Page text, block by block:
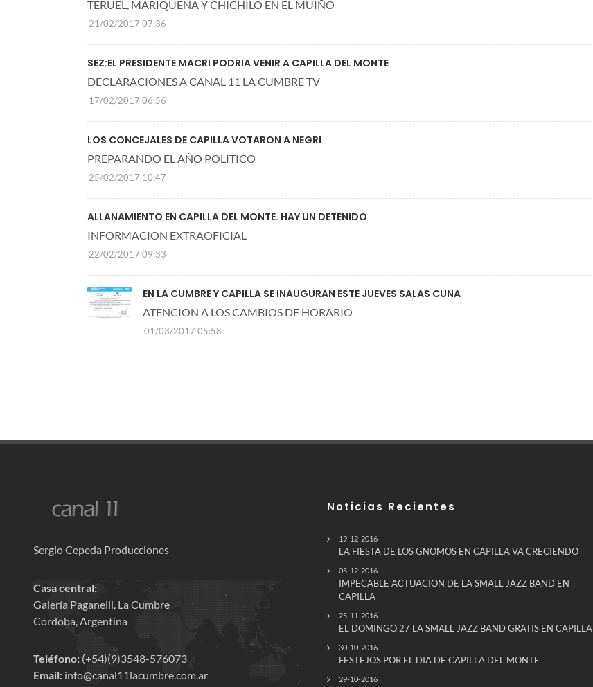
TERUEL, MARIQUENA Y CHICHILO EN EL MUIÑO
21/02/2017 07:36
SEZ:EL PRESIDENTE MACRI PODRIA VENIR A CAPILLA DEL MONTE
DECLARACIONES A CANAL 11 LA CUMBRE TV
17/02/2017 06:56
LOS CONCEJALES DE CAPILLA VOTARON A NEGRI
PREPARANDO EL AÑO POLITICO
25/02/2017 10:47
ALLANAMIENTO EN CAPILLA DEL MONTE. HAY UN DETENIDO
INFORMACION EXTRAOFICIAL
22/02/2017 09:33
EN LA CUMBRE Y CAPILLA SE INAUGURAN ESTE JUEVES SALAS CUNA
ATENCION A LOS CAMBIOS DE HORARIO
01/03/2017 05:58
Sergio Cepeda Producciones
Casa central:
Galería Paganelli, La Cumbre
Córdoba, Argentina
Teléfono: (+54)(9)3548-576073
Email: info@canal11lacumbre.com.ar
Noticias Recientes
19-12-2016
LA FIESTA DE LOS GNOMOS EN CAPILLA VA CRECIENDO
05-12-2016
IMPECABLE ACTUACION DE LA SMALL JAZZ BAND EN
CAPILLA
25-11-2016
EL DOMINGO 27 LA SMALL JAZZ BAND GRATIS EN CAPILLA
30-10-2016
FESTEJOS POR EL DIA DE CAPILLA DEL MONTE
29-10-2016